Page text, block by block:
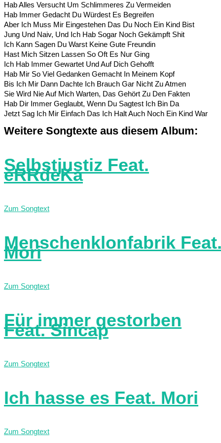
Hab Alles Versucht Um Schlimmeres Zu Vermeiden
Hab Immer Gedacht Du Würdest Es Begreifen
Aber Ich Muss Mir Eingestehen Das Du Noch Ein Kind Bist
Jung Und Naiv, Und Ich Hab Sogar Noch Gekämpft Shit
Ich Kann Sagen Du Warst Keine Gute Freundin
Hast Mich Sitzen Lassen So Oft Es Nur Ging
Ich Hab Immer Gewartet Und Auf Dich Gehofft
Hab Mir So Viel Gedanken Gemacht In Meinem Kopf
Bis Ich Mir Dann Dachte Ich Brauch Gar Nicht Zu Atmen
Sie Wird Nie Auf Mich Warten, Das Gehört Zu Den Fakten
Hab Dir Immer Geglaubt, Wenn Du Sagtest Ich Bin Da
Jetzt Sag Ich Mir Einfach Das Ich Halt Auch Noch Ein Kind War
Weitere Songtexte aus diesem Album:
Selbstjustiz Feat.
eRRdeKa
Zum Songtext
Menschenklonfabrik
Mori
Zum Songtext
Für immer gestorben
Feat. Sincap
Zum Songtext
Ich hasse es Feat. Mori
Zum Songtext